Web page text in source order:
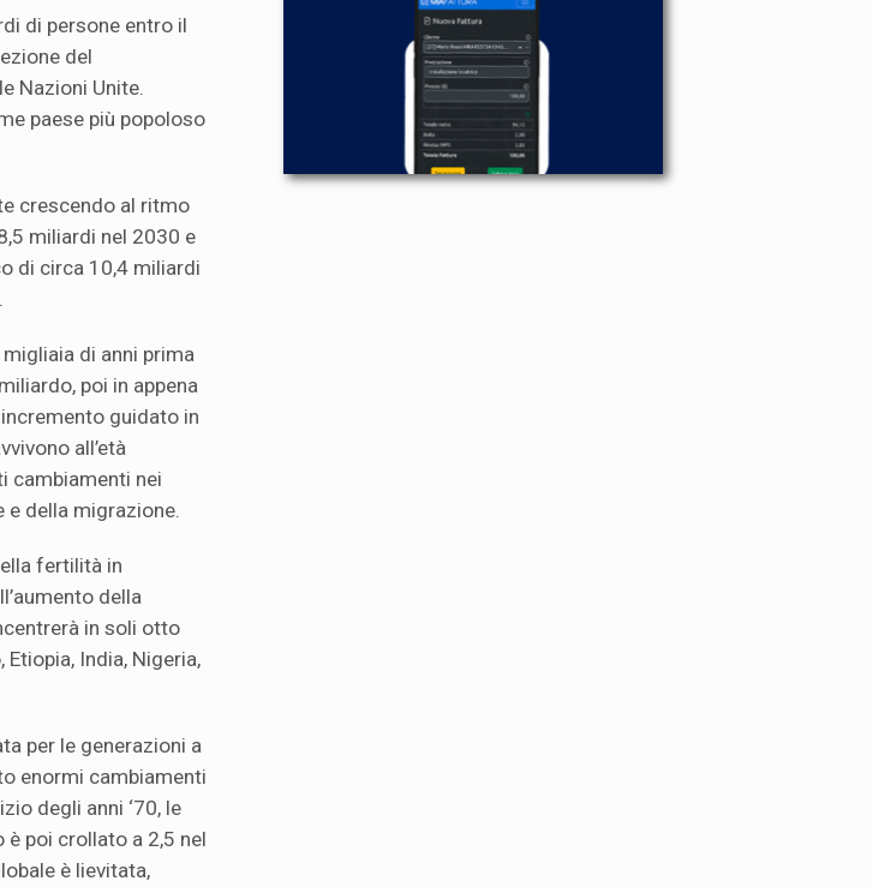
di persone entro il
del
Nazioni Unite.
paese più popoloso
crescendo al ritmo
miliardi nel 2030 e
di circa 10,4 miliardi
di anni prima
poi in appena
guidato in
all’età
cambiamenti nei
e della migrazione.
fertilità in
della
in soli otto
India, Nigeria,
per le generazioni a
enormi cambiamenti
degli anni ‘70, le
è poi crollato a 2,5 nel
è lievitata,